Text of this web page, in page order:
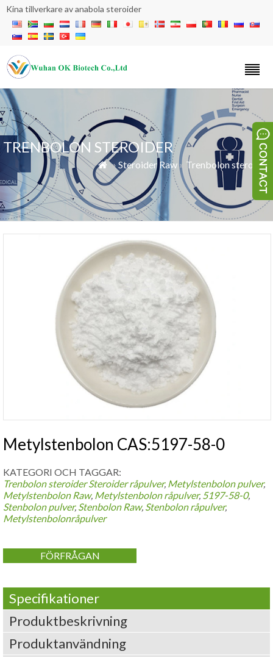
Kina tillverkare av anabola steroider
TRENBOLON STEROIDER
 » Steroider Raw» Trenbolon steroider
Metylstenbolon CAS:5197-58-0
KATEGORI OCH TAGGAR:
Trenbolon steroider Steroider råpulver, Metylstenbolon pulver,
Metylstenbolon Raw, Metylstenbolon råpulver, 5197-58-0,
Stenbolon pulver, Stenbolon Raw, Stenbolon råpulver,
Metylstenbolonråpulver
FÖRFRÅGAN
Specifikationer
Produktbeskrivning
Produktanvändning